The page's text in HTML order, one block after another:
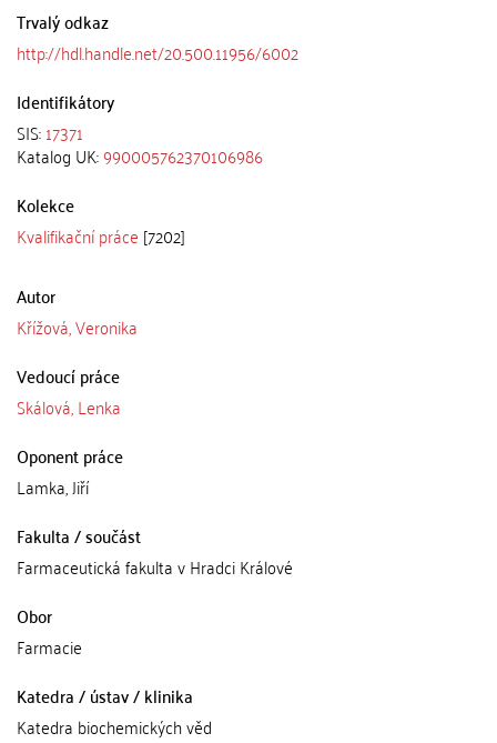
Trvalý odkaz
http://hdl.handle.net/20.500.11956/6002
Identifikátory
SIS:17371
Katalog UK:990005762370106986
Kolekce
Kvalifikační práce [7202]
Autor
Křížová, Veronika
Vedoucí práce
Skálová, Lenka
Oponent práce
Lamka, Jiří
Fakulta / součást
Farmaceutická fakulta v Hradci Králové
Obor
Farmacie
Katedra / ústav / klinika
Katedra biochemických věd